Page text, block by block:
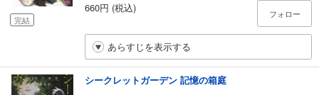
完結
660円 (税込)
フォロー
あらすじを表示する
シークレットガーデン 記憶の箱庭